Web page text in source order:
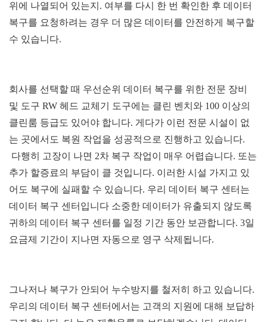
위에 나열되어 있는지 . 여부를 다시 한 번 확인한 후 데이터
복구를 요청하려는 경우 더 많은 데이터를 안전하게 복구할
수 있습니다.
회사를 선택할 때 우선순위 데이터 복구를 위한 전문 장비
및 도구 RW 헤드 교체기 도구에는 클린 벤치와 100 이상의
클린룸 등급도 있어야 합니다. 게다가 이런 전문 시설이 없
는 곳에서도 복원 작업을 성공적으로 진행하고 있습니다.
다행히 고장이 나면 2차 복구 작업이 매우 어렵습니다. 또는
추가 할증료의 부담이 클 것입니다. 이러한 시설 가지고 있
어도 복구에 실패할 수 있습니다. 우리 데이터 복구 센터는
데이터 복구 센터입니다 소중한 데이터가 유출되지 않도록
귀하의 데이터 복구 센터를 일정 기간 동안 보관합니다. 3일
요금제 기간이 지나면 자동으로 영구 삭제됩니다.
그나저나 복구가 안되어 누수방지를 철저히 하고 있습니다.
우리의 데이터 복구 센터에서는 고객의 지원에 대해 보답하